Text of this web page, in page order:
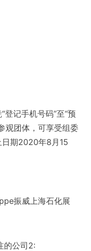
登记手机号码”至“预
观团体，可享受组委
日期2020年8月15
振威上海石化展
的公司2: